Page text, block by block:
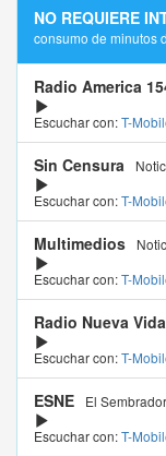
NO REQUIERE
consumo de minutos
Radio America
Escuchar con:T-
Sin Censura
Escuchar con:T-
Multimedios
Escuchar con:T-
Radio Nueva Vida
Escuchar con:T-
ESNE
El
Escuchar con:T-